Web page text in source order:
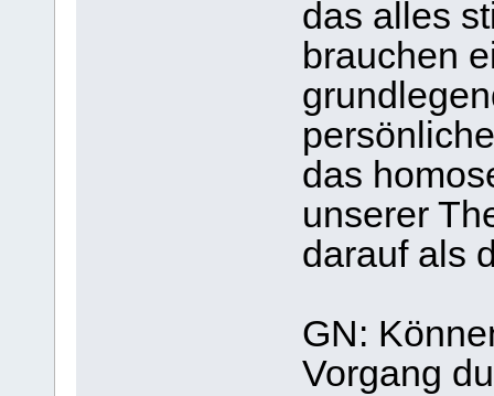
das alles
brauchen
das
unserer
darauf als
GN:
Vorgang